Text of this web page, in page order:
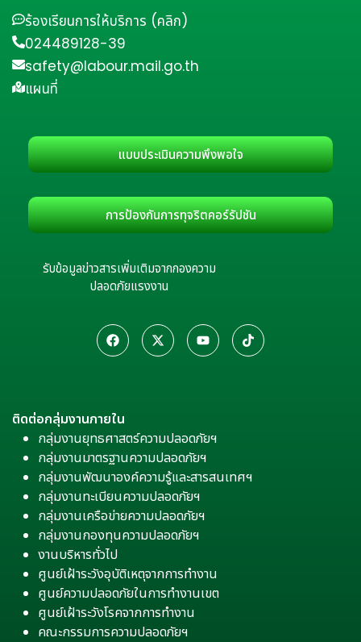
ร้องเรียนการให้บริการ (คลิก)
024489128-39
safety@labour.mail.go.th
แผนที่
แบบประเมินความพึงพอใจ
การป้องกันการทุจริตคอร์รัปชัน
รับข้อมูลข่าวสารเพิ่มเติมจากกองความ
ปลอดภัยแรงงาน
ติดต่อกลุ่มงานภายใน
กลุ่มงานยุทธศาสตร์ความปลอดภัยฯ
กลุ่มงานมาตรฐานความปลอดภัยฯ
กลุ่มงานพัฒนาองค์ความรู้และสารสนเทศฯ
กลุ่มงานทะเบียนความปลอดภัยฯ
กลุ่มงานเครือข่ายความปลอดภัยฯ
กลุ่มงานกองทุนความปลอดภัยฯ
งานบริหารทั่วไป
ศูนย์เฝ้าระวังอุบัติเหตุจากการทำงาน
ศูนย์ความปลอดภัยในการทำงานเขต
ศูนย์เฝ้าระวังโรคจากการทำงาน
คณะกรรมการความปลอดภัยฯ